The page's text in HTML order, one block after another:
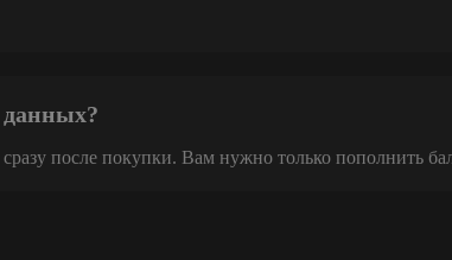
данных?
после покупки. Вам нужно только пополнить